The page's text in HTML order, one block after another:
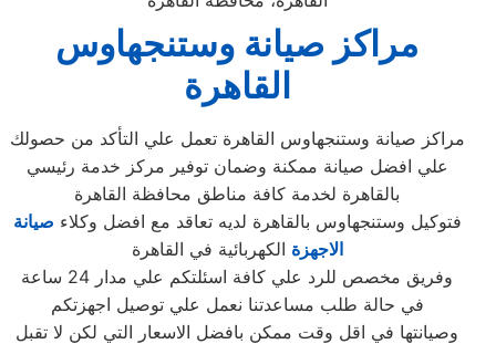
مراكز صيانة وستنجهاوس
القاهرة
مراكز صيانة وستنجهاوس القاهرة تعمل علي التأكد من حصولك
علي افضل صيانة ممكنة وضمان توفير مركز خدمة رئيسي
بالقاهرة لخدمة كافة مناطق محافظة القاهرة
فتوكيل وستنجهاوس بالقاهرة لديه تعاقد مع افضل وكلاء صيانة
الاجهزة الكهربائية في القاهرة
وفريق مخصص للرد علي كافة اسئلتكم علي مدار 24 ساعة
في حالة طلب مساعدتنا نعمل علي توصيل اجهزتكم
وصيانتها في اقل وقت ممكن بافضل الاسعار التي لكن لا تقبل